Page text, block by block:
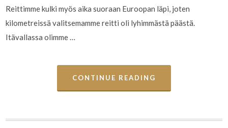
Reittimme kulki myös aika suoraan Euroopan läpi, joten
kilometreissä valitsemamme reitti oli lyhimmästä päästä.
Itävallassa olimme …
CONTINUE READING